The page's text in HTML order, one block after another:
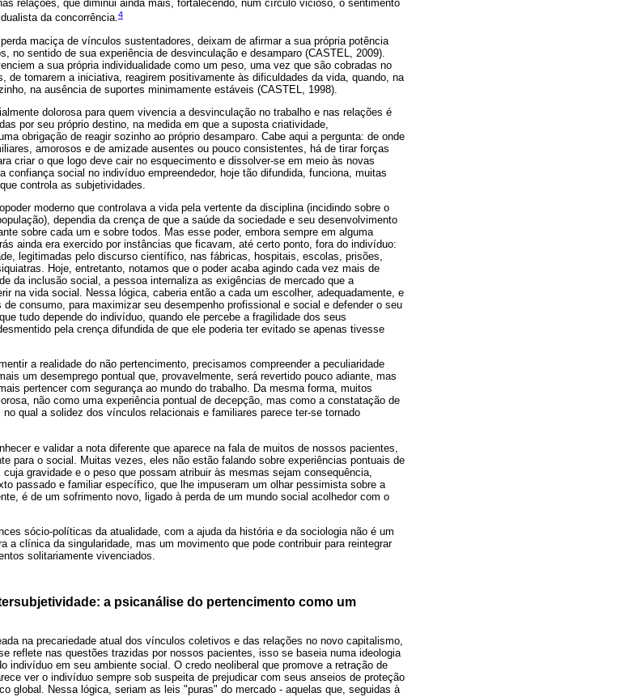
relações, que diminui ainda mais, fortalecendo, num círculo vicioso, o sentimento
da concorrência.4
maciça de vínculos sustentadores, deixam de afirmar a sua própria potência
no sentido de sua experiência de desvinculação e desamparo (CASTEL, 2009).
a sua própria individualidade como um peso, uma vez que são cobradas no
de tomarem a iniciativa, reagirem positivamente às dificuldades da vida, quando, na
na ausência de suportes minimamente estáveis (CASTEL, 1998).
dolorosa para quem vivencia a desvinculação no trabalho e nas relações é
por seu próprio destino, na medida em que a suposta criatividade,
obrigação de reagir sozinho ao próprio desamparo. Cabe aqui a pergunta: de onde
amorosos e de amizade ausentes ou pouco consistentes, há de tirar forças
criar o que logo deve cair no esquecimento e dissolver-se em meio às novas
confiança social no indivíduo empreendedor, hoje tão difundida, funciona, muitas
controla as subjetividades.
moderno que controlava a vida pela vertente da disciplina (incidindo sobre o
dependia da crença de que a saúde da sociedade e seu desenvolvimento
sobre cada um e sobre todos. Mas esse poder, embora sempre em alguma
ainda era exercido por instâncias que ficavam, até certo ponto, fora do indivíduo:
legitimadas pelo discurso científico, nas fábricas, hospitais, escolas, prisões,
Hoje, entretanto, notamos que o poder acaba agindo cada vez mais de
da inclusão social, a pessoa internaliza as exigências de mercado que a
na vida social. Nessa lógica, caberia então a cada um escolher, adequadamente, e
consumo, para maximizar seu desempenho profissional e social e defender o seu
tudo depende do indivíduo, quando ele percebe a fragilidade dos seus
pela crença difundida de que ele poderia ter evitado se apenas tivesse
a realidade do não pertencimento, precisamos compreender a peculiaridade
um desemprego pontual que, provavelmente, será revertido pouco adiante, mas
pertencer com segurança ao mundo do trabalho. Da mesma forma, muitos
não como uma experiência pontual de decepção, mas como a constatação de
qual a solidez dos vínculos relacionais e familiares parece ter-se tornado
e validar a nota diferente que aparece na fala de muitos de nossos pacientes,
para o social. Muitas vezes, eles não estão falando sobre experiências pontuais de
gravidade e o peso que possam atribuir às mesmas sejam consequência,
passado e familiar específico, que lhe impuseram um olhar pessimista sobre a
é de um sofrimento novo, ligado à perda de um mundo social acolhedor com o
sócio-políticas da atualidade, com a ajuda da história e da sociologia não é um
a clínica da singularidade, mas um movimento que pode contribuir para reintegrar
solitariamente vivenciados.
a psicanálise do pertencimento como um
na precariedade atual dos vínculos coletivos e das relações no novo capitalismo,
reflete nas questões trazidas por nossos pacientes, isso se baseia numa ideologia
indivíduo em seu ambiente social. O credo neoliberal que promove a retração de
ver o indivíduo sempre sob suspeita de prejudicar com seus anseios de proteção
global. Nessa lógica, seriam as leis "puras" do mercado - aquelas que, seguidas à